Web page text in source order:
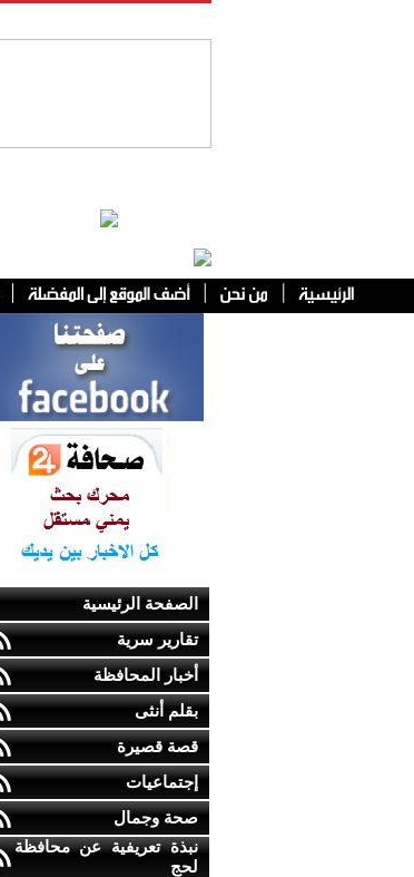
الصفحة الرئيسية
تقارير سرية
أخبار المحافظة
بقلم أنثى
قصة قصيرة
إجتماعيات
صحة وجمال
نبذة تعريفية عن محافظة
لحج